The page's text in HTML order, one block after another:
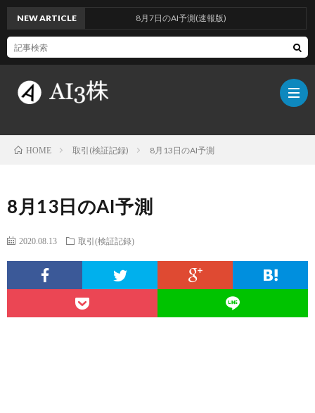
グ
NEW ARTICLE 8月7日のAI予測(速報版)
HOME 取引(検証記録) 8月13日のAI予測
8月13日のAI予測
2020.08.13 取引(検証記録)